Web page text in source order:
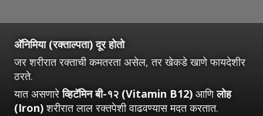
अ‍ॅनिमिया (रक्ताल्पता) दूर होतो
जर शरीरात रक्ताची कमतरता असेल, तर खेकडे खाणे फायदेशीर
ठरते.
यात असणारेव्हिटॅमिन बी-१२ (Vitamin B12) आणिलोह
(Iron)शरीरात लाल रक्तपेशी वाढवण्यास मदत करतात.